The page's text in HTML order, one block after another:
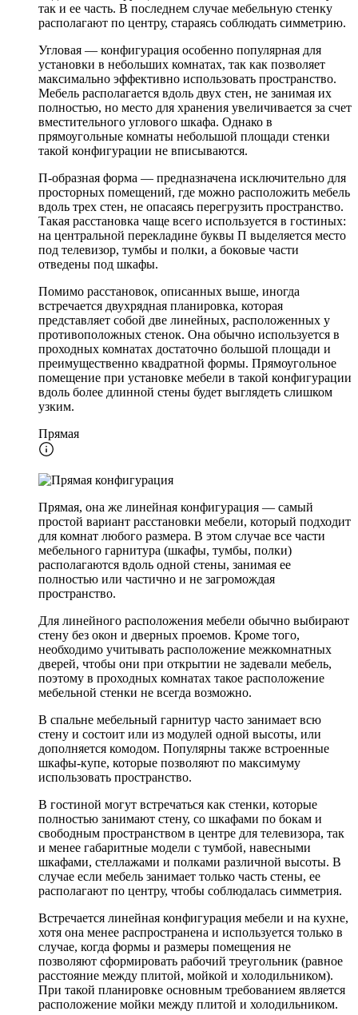
так и ее часть. В последнем случае мебельную стенку
располагают по центру, стараясь соблюдать симметрию.
Угловая — конфигурация особенно популярная для
установки в небольших комнатах, так как позволяет
максимально эффективно использовать пространство.
Мебель располагается вдоль двух стен, не занимая их
полностью, но место для хранения увеличивается за счет
вместительного углового шкафа. Однако в
прямоугольные комнаты небольшой площади стенки
такой конфигурации не вписываются.
П-образная форма — предназначена исключительно для
просторных помещений, где можно расположить мебель
вдоль трех стен, не опасаясь перегрузить пространство.
Такая расстановка чаще всего используется в гостиных:
на центральной перекладине буквы П выделяется место
под телевизор, тумбы и полки, а боковые части
отведены под шкафы.
Помимо расстановок, описанных выше, иногда
встречается двухрядная планировка, которая
представляет собой две линейных, расположенных у
противоположных стенок. Она обычно используется в
проходных комнатах достаточно большой площади и
преимущественно квадратной формы. Прямоугольное
помещение при установке мебели в такой конфигурации
вдоль более длинной стены будет выглядеть слишком
узким.
Прямая
Прямая, она же линейная конфигурация — самый
простой вариант расстановки мебели, который подходит
для комнат любого размера. В этом случае все части
мебельного гарнитура (шкафы, тумбы, полки)
располагаются вдоль одной стены, занимая ее
полностью или частично и не загромождая
пространство.
Для линейного расположения мебели обычно выбирают
стену без окон и дверных проемов. Кроме того,
необходимо учитывать расположение межкомнатных
дверей, чтобы они при открытии не задевали мебель,
поэтому в проходных комнатах такое расположение
мебельной стенки не всегда возможно.
В спальне мебельный гарнитур часто занимает всю
стену и состоит или из модулей одной высоты, или
дополняется комодом. Популярны также встроенные
шкафы-купе, которые позволяют по максимуму
использовать пространство.
В гостиной могут встречаться как стенки, которые
полностью занимают стену, со шкафами по бокам и
свободным пространством в центре для телевизора, так
и менее габаритные модели с тумбой, навесными
шкафами, стеллажами и полками различной высоты. В
случае если мебель занимает только часть стены, ее
располагают по центру, чтобы соблюдалась симметрия.
Встречается линейная конфигурация мебели и на кухне,
хотя она менее распространена и используется только в
случае, когда формы и размеры помещения не
позволяют сформировать рабочий треугольник (равное
расстояние между плитой, мойкой и холодильником).
При такой планировке основным требованием является
расположение мойки между плитой и холодильником.